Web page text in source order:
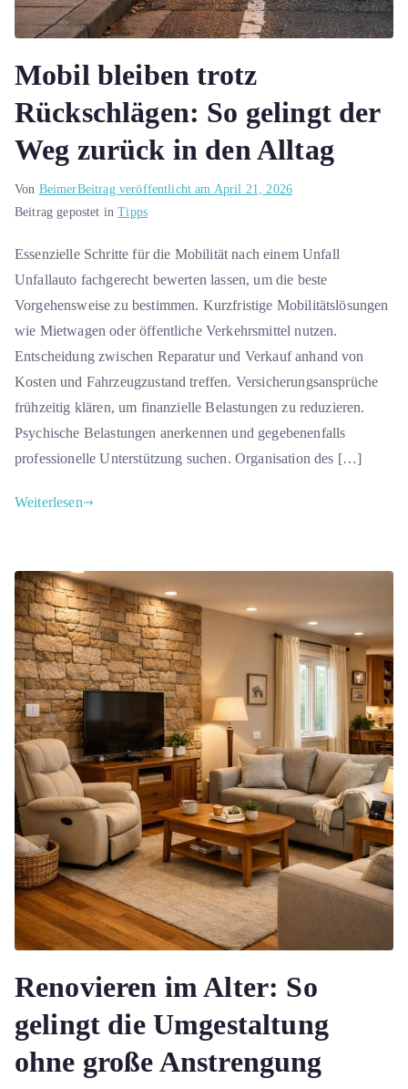
Mobil bleiben trotz
Rückschlägen: So gelingt der
Weg zurück in den Alltag
Von BeimerBeitrag veröffentlicht am April 21, 2026
Beitrag gepostet inTipps
Essenzielle Schritte für die Mobilität nach einem Unfall
Unfallauto fachgerecht bewerten lassen, um die beste
Vorgehensweise zu bestimmen. Kurzfristige Mobilitätslösungen
wie Mietwagen oder öffentliche Verkehrsmittel nutzen.
Entscheidung zwischen Reparatur und Verkauf anhand von
Kosten und Fahrzeugzustand treffen. Versicherungsansprüche
frühzeitig klären, um finanzielle Belastungen zu reduzieren.
Psychische Belastungen anerkennen und gegebenenfalls
professionelle Unterstützung suchen. Organisation des […]
Weiterlesen
Renovieren im Alter: So
gelingt die Umgestaltung
ohne große Anstrengung